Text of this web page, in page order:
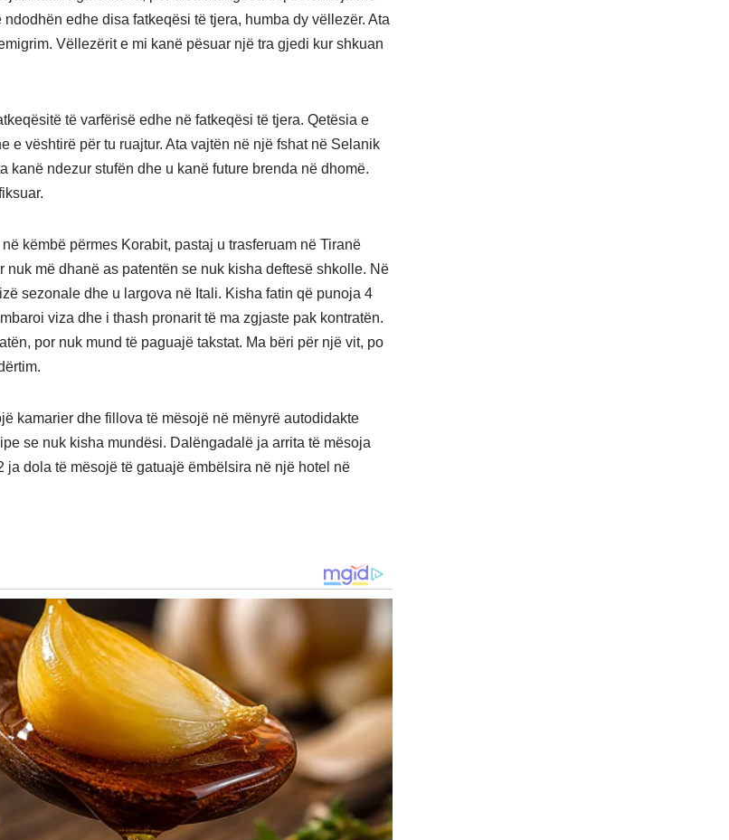
edhe disa fatkeqësi të tjera, humba dy vëllezër. Ata
Vëllezërit e mi kanë pësuar një tra gjedi kur shkuan
të varfërisë edhe në fatkeqësi të tjera. Qetësia e
e vështirë për tu ruajtur. Ata vajtën në një fshat në Selanik
kanë ndezur stufën dhe u kanë future brenda në dhomë.
këmbë përmes Korabit, pastaj u trasferuam në Tiranë
nuk më dhanë as patentën se nuk kisha deftesë shkolle. Në
sezonale dhe u largova në Itali. Kisha fatin që punoja 4
viza dhe i thash pronarit të ma zgjaste pak kontratën.
por nuk mund të paguajë takstat. Ma bëri për një vit, po
kamarier dhe fillova të mësojë në mënyrë autodidakte
se nuk kisha mundësi. Dalëngadalë ja arrita të mësoja
ja dola të mësojë të gatuajë ëmbëlsira në një hotel në